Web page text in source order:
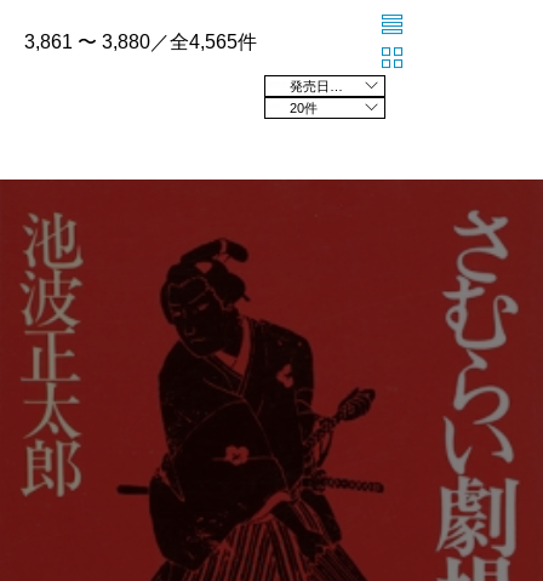
3,861 〜 3,880／全4,565件
20件